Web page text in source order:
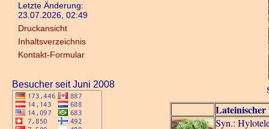
Letzte Änderung:
23.07.2026, 02:49
Druckansicht
Inhaltsverzeichnis
Kontakt-Formular
Besucher seit Juni 2008
Lateinischer
Syn.: